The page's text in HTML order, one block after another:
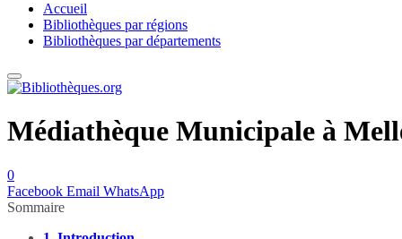
Accueil
Bibliothèques par régions
Bibliothèques par départements
Médiathèque Municipale à
0
Facebook Email WhatsApp
Sommaire